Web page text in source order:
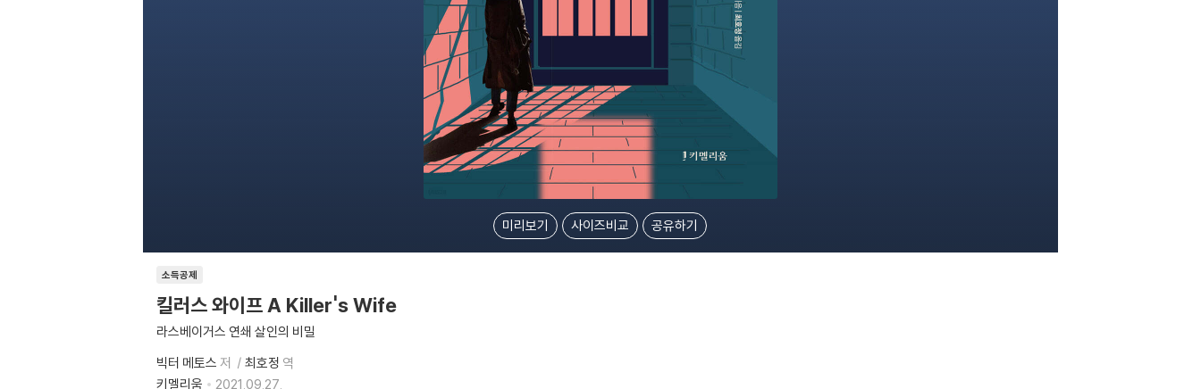
미리보기 사이즈비교 공유하기
소득공제
킬러스 와이프 A Killer's Wife
라스베이거스 연쇄 살인의 비밀
빅터 메토스 저 최호정 역
키멜리움
2021.09.27.